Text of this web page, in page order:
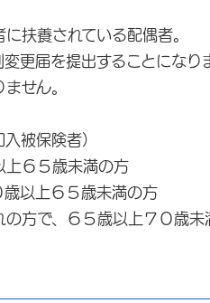
扶養されている配偶者。
更届を提出することになり
せん。
被保険者）
６５歳未満の方
以上６５歳未満の方
方で、６５歳以上７０歳未